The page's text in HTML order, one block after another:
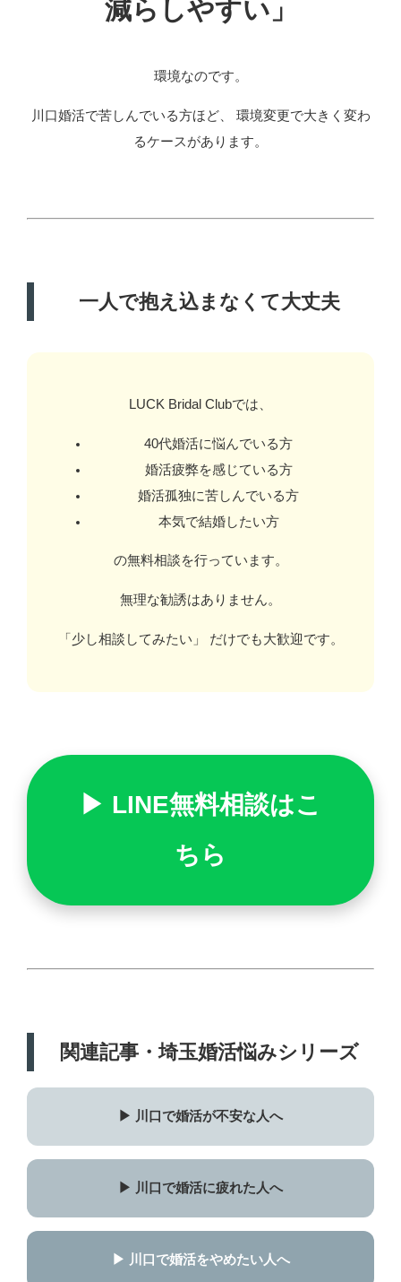
減らしやすい」
環境なのです。
川口婚活で苦しんでいる方ほど、 環境変更で大きく変わ
るケースがあります。
一人で抱え込まなくて大丈夫
LUCK Bridal Clubでは、
40代婚活に悩んでいる方
婚活疲弊を感じている方
婚活孤独に苦しんでいる方
本気で結婚したい方
の無料相談を行っています。
無理な勧誘はありません。
「少し相談してみたい」 だけでも大歓迎です。
▶ LINE無料相談はこ
ちら
関連記事・埼玉婚活悩みシリーズ
▶ 川口で婚活が不安な人へ
▶ 川口で婚活に疲れた人へ
▶ 川口で婚活をやめたい人へ